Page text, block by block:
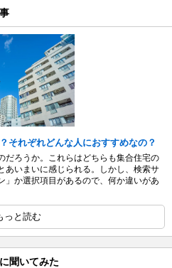
それぞれどんな人におすすめなの？
だろうか。これらはどちらも集合住宅の
あいまいに感じられる。しかし、検索サ
」か選択項目があるので、何か違いがあ
っと読む
聞いてみた